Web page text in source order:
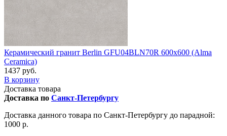
Керамический гранит Berlin GFU04BLN70R 600x600 (Alma
Ceramica)
1437 руб.
В корзину
Доставка товара
Доставка по Санкт-Петербургу
Доставка данного товара по Санкт-Петербургу до парадной:
1000 р.